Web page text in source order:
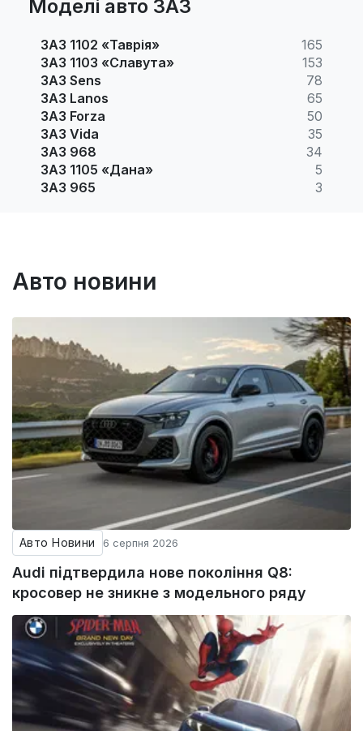
Моделі авто ЗАЗ
ЗАЗ 1102 «Таврія»
165
ЗАЗ 1103 «Славута»
153
ЗАЗ Sens
78
ЗАЗ Lanos
65
ЗАЗ Forza
50
ЗАЗ Vida
35
ЗАЗ 968
34
ЗАЗ 1105 «Дана»
5
ЗАЗ 965
3
Авто новини
Авто Новини 6 серпня 2026
Audi підтвердила нове покоління Q8:
кросовер не зникне з модельного ряду